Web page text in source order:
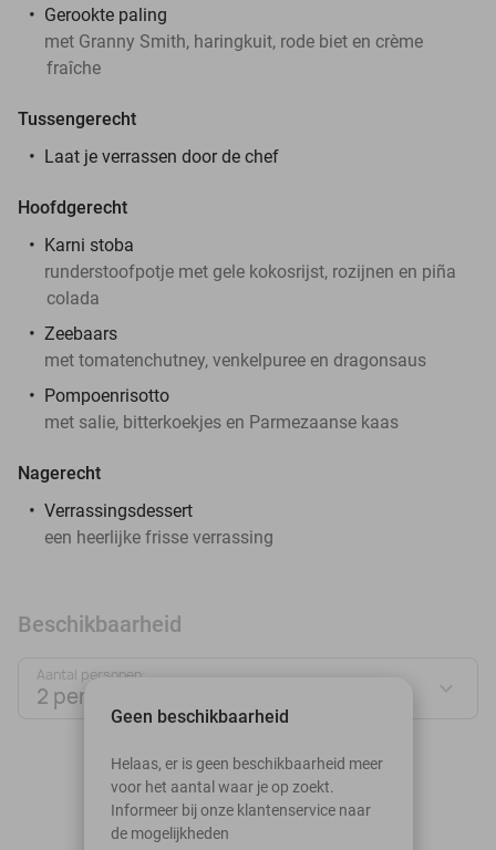
Gerookte paling
met Granny Smith, haringkuit, rode biet en crème
fraîche
Tussengerecht
Laat je verrassen door de chef
Hoofdgerecht
Karni stoba
runderstoofpotje met gele kokosrijst, rozijnen en piña
colada
Zeebaars
met tomatenchutney, venkelpuree en dragonsaus
Pompoenrisotto
met salie, bitterkoekjes en Parmezaanse kaas
Nagerecht
Verrassingsdessert
een heerlijke frisse verrassing
Beschikbaarheid
Aantal personen:
2 personen
augustus 2026
Ma
Di Wo Do Vr
Geen beschikbaarheid
Helaas, er is geen beschikbaarheid meer
voor het aantal waar je op zoekt.
Informeer bij onze klantenservice naar
de mogelijkheden